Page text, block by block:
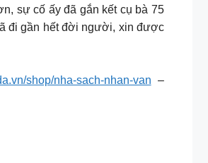
sự cố ấy đã gắn kết cụ bà 75
đi gần hết đời người, xin được
shop/nha-sach-nhan-van –